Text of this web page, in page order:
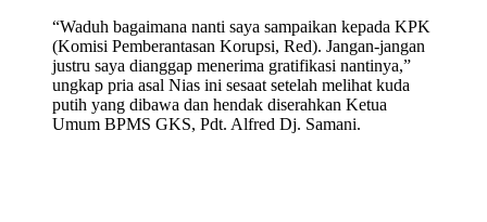
“Waduh bagaimana nanti saya sampaikan kepada KPK
(Komisi Pemberantasan Korupsi, Red). Jangan-jangan
justru saya dianggap menerima gratifikasi nantinya,”
ungkap pria asal Nias ini sesaat setelah melihat kuda
putih yang dibawa dan hendak diserahkan Ketua
Umum BPMS GKS, Pdt. Alfred Dj. Samani.